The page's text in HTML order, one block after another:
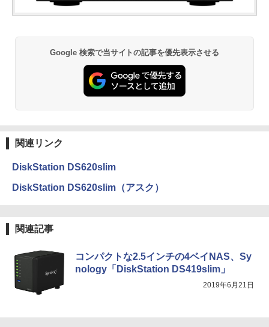
Google 検索で当サイトの記事を優先表示させる
関連リンク
DiskStation DS620slim
DiskStation DS620slim（アスク）
関連記事
コンパクトな2.5インチの4ベイNAS、Sy
nology「DiskStation DS419slim」
2019年6月21日